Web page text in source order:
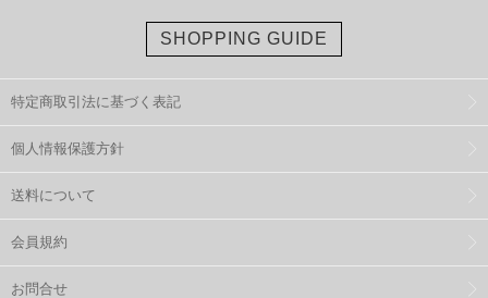
SHOPPING GUIDE
特定商取引法に基づく表記
個人情報保護方針
送料について
会員規約
お問合せ